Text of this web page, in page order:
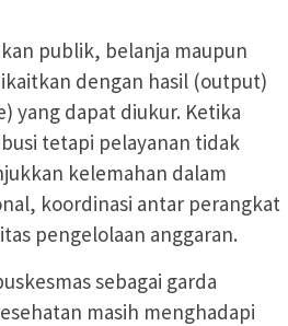
publik, belanja maupun
dengan hasil (output)
yang dapat diukur. Ketika
tetapi pelayanan tidak
kelemahan dalam
koordinasi antar perangkat
pengelolaan anggaran.
sebagai garda
masih menghadapi